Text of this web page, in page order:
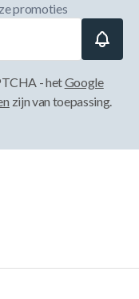
promoties
- hetGoogle
zijn van toepassing.